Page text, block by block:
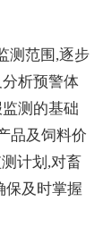
测范围,逐步
析预警体
测的基础
品及饲料价
计划,对畜
保及时掌握